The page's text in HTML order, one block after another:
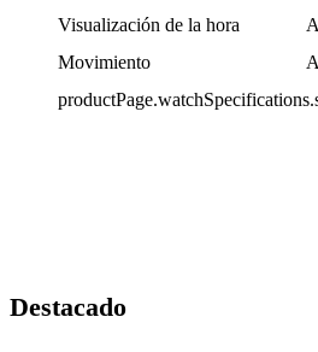
Visualización de la hora
Movimiento
Destacado